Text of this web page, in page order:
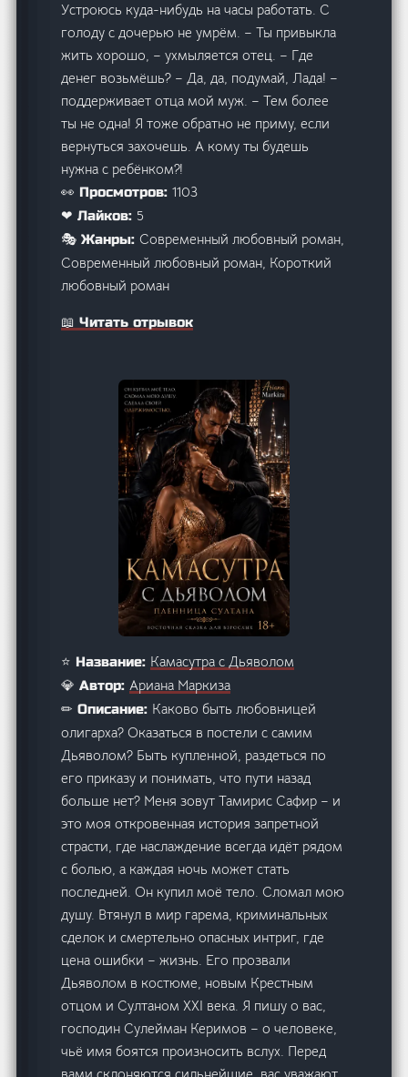
Устроюсь куда-нибудь на часы работать. С
голоду с дочерью не умрём. – Ты привыкла
жить хорошо, – ухмыляется отец. – Где
денег возьмёшь? – Да, да, подумай, Лада! –
поддерживает отца мой муж. – Тем более
ты не одна! Я тоже обратно не приму, если
вернуться захочешь. А кому ты будешь
нужна с ребёнком?!
👀 Просмотров:1103
❤ Лайков: 5
🎭 Жанры:Современный любовный роман,
Современный любовный роман, Короткий
любовный роман
📖 Читать отрывок
⭐ Название: Камасутра с Дьяволом
💎 Автор:Ариана Маркиза
✏ Описание: Каково быть любовницей
олигарха? Оказаться в постели с самим
Дьяволом? Быть купленной, раздетьcя по
его приказу и понимать, что пути назад
больше нет? Меня зовут Тамирис Сафир – и
это моя откровенная история запретной
страсти, где наслаждение всегда идёт рядом
с болью, а каждая ночь может стать
последней. Он купил моё тело. Сломал мою
душу. Втянул в мир гарема, криминальных
сделок и смертельно опасных интриг, где
цена ошибки – жизнь. Его прозвали
Дьяволом в костюме, новым Крестным
отцом и Султаном XXI века. Я пишу о вас,
господин Сулейман Керимов – о человеке,
чьё имя боятся произносить вслух. Перед